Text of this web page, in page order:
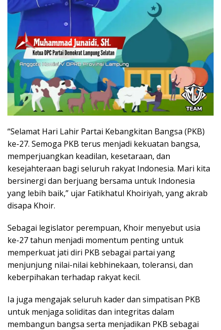
“Selamat Hari Lahir Partai Kebangkitan Bangsa (PKB)
ke-27. Semoga PKB terus menjadi kekuatan bangsa,
memperjuangkan keadilan, kesetaraan, dan
kesejahteraan bagi seluruh rakyat Indonesia. Mari kita
bersinergi dan berjuang bersama untuk Indonesia
yang lebih baik,” ujar Fatikhatul Khoiriyah, yang akrab
disapa Khoir.
Sebagai legislator perempuan, Khoir menyebut usia
ke-27 tahun menjadi momentum penting untuk
memperkuat jati diri PKB sebagai partai yang
menjunjung nilai-nilai kebhinekaan, toleransi, dan
keberpihakan terhadap rakyat kecil.
Ia juga mengajak seluruh kader dan simpatisan PKB
untuk menjaga soliditas dan integritas dalam
membangun bangsa serta menjadikan PKB sebagai